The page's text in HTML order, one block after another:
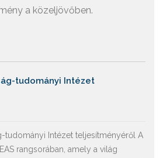
a közeljövőben.
tudományi Intézet
tudományi Intézet teljesítményéről A
rangsorában, amely a világ